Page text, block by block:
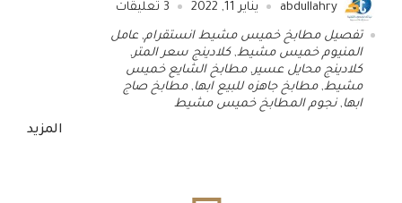
abdullahry يناير 11, 2022 3 تعليقات
تفصيل مطابخ خميس مشيط انستقرام, عامل
المنيوم خميس مشيط, كلادينج سعر المتر,
كلادينج محايل عسير,مطابخ الشايع خميس
مشيط,مطابخ جاهزه للبيع ابها ,مطابخ صاج
ابها ,نجوم المطابخ خميس مشيط
المزيد